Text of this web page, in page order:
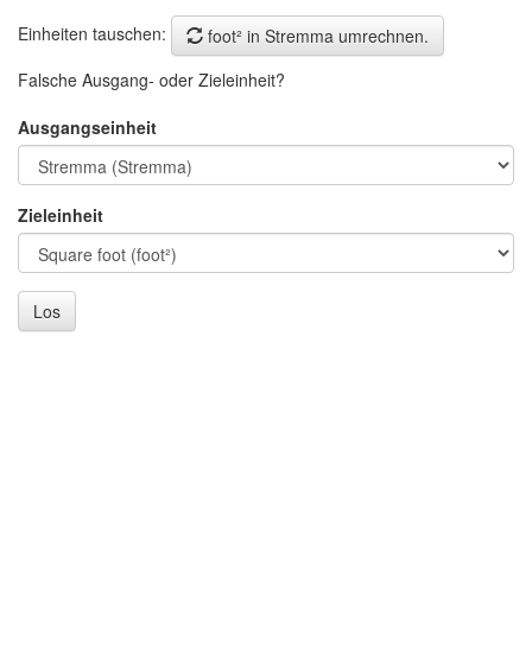
Einheiten tauschen:
foot² in Stremma umrechnen.
Falsche Ausgang- oder Zieleinheit?
Ausgangseinheit
Zieleinheit
Los